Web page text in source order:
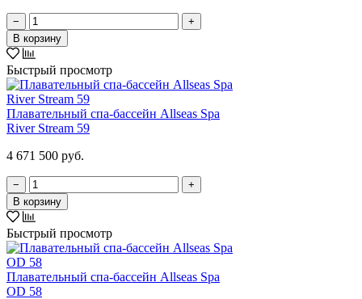
−
+
В корзину
Быстрый просмотр
Плавательный спа-бассейн Allseas Spa
River Stream 59
4 671 500 руб.
−
+
В корзину
Быстрый просмотр
Плавательный спа-бассейн Allseas Spa
OD 58